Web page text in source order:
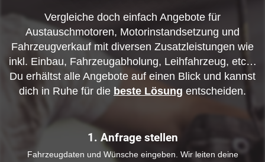
Vergleiche doch einfach Angebote für
Austauschmotoren, Motorinstandsetzung und
Fahrzeugverkauf mit diversen Zusatzleistungen wie
inkl. Einbau, Fahrzeugabholung, Leihfahrzeug, etc…
Du erhältst alle Angebote auf einen Blick und kannst
dich in Ruhe für die beste Lösung entscheiden.
1. Anfrage stellen
Fahrzeugdaten und Wünsche eingeben. Wir leiten deine